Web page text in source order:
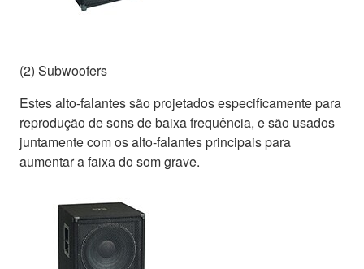
(2) Subwoofers
Estes alto-falantes são projetados especificamente para
reprodução de sons de baixa frequência, e são usados
juntamente com os alto-falantes principais para
aumentar a faixa do som grave.